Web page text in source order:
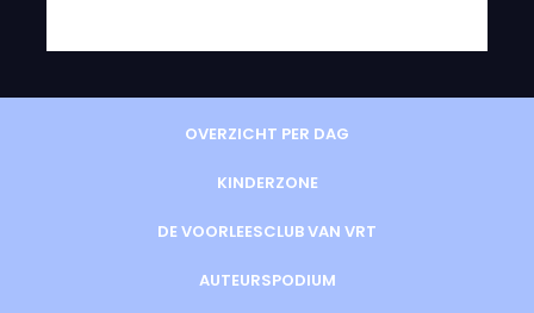
OVERZICHT PER DAG
KINDERZONE
DE VOORLEESCLUB VAN VRT
AUTEURSPODIUM